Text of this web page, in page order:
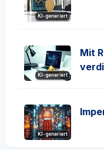
KI-generiert
KI-generiert
Mit
KI-generiert